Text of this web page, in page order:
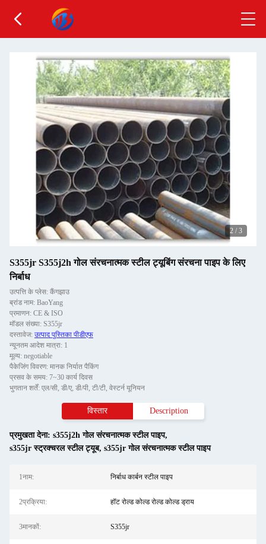
2 / 3
S355jr S355j2h गोल संरचनात्मक स्टील ट्यूबिंग संरचना पाइप के लिए
निर्बाध
उत्पत्ति के प्लेस: कैंगझाउ
ब्रांड नाम: BaoYang
प्रमाणन: CE & ISO
मॉडल संख्या: S355jr
दस्तावेज: उत्पाद पुस्तिका पीडीएफ
न्यूनतम आदेश मात्रा: 1
मूल्य: negotiable
पैकेजिंग विवरण: मानक निर्यात पैकिंग
प्रसव के समय: 7~30 कार्य दिवस
भुगतान शर्तें: एल/सी, डी/ए, डी/पी, टी/टी, वेस्टर्न यूनियन
विस्तार Description
प्रमुखता देना: s355j2h गोल संरचनात्मक स्टील पाइप,
s355jr स्ट्रक्चरल स्टील ट्यूब, s355jr गोल संरचनात्मक स्टील पाइप
1नाम: निर्बाध कार्बन स्टील पाइप
2प्रक्रिया: हॉट रोल्ड कोल्ड रोल्ड कोल्ड ड्राय
3मानकों: S355jr